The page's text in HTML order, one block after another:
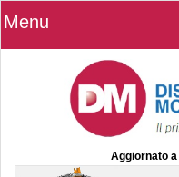
Menu
Aggiornato a